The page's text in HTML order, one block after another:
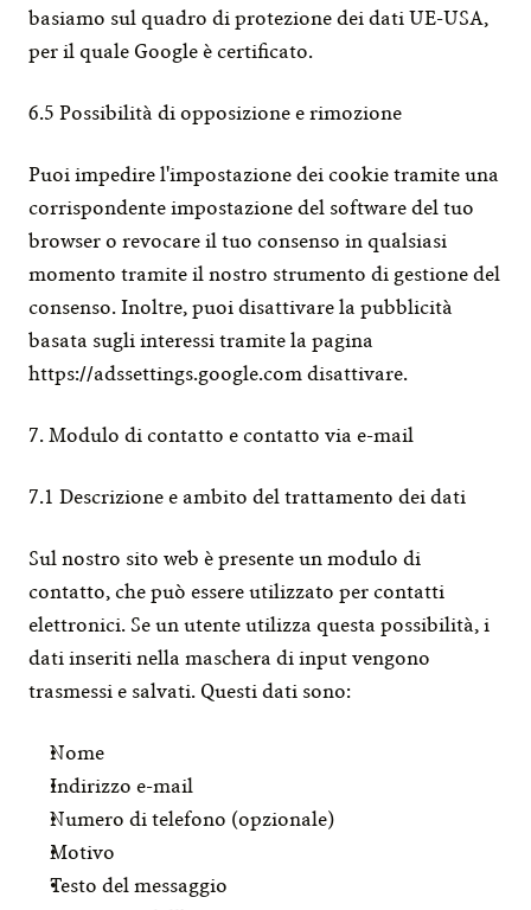
basiamo sul quadro di protezione dei dati UE-USA,
per il quale Google è certificato.
6.5 Possibilità di opposizione e rimozione
Puoi impedire l'impostazione dei cookie tramite una
corrispondente impostazione del software del tuo
browser o revocare il tuo consenso in qualsiasi
momento tramite il nostro strumento di gestione del
consenso. Inoltre, puoi disattivare la pubblicità
https://adssettings.google.com disattivare.
7. Modulo di contatto e contatto via e-mail
7.1 Descrizione e ambito del trattamento dei dati
Sul nostro sito web è presente un modulo di
contatto, che può essere utilizzato per contatti
elettronici. Se un utente utilizza questa possibilità, i
dati inseriti nella maschera di input vengono
trasmessi e salvati. Questi dati sono:
Nome
Indirizzo e-mail
Numero di telefono (opzionale)
Motivo
Testo del messaggio